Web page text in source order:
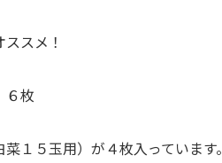
スメ！
６枚
１５玉用）が４枚入っています。